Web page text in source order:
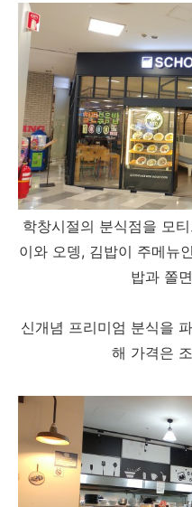
학창시절의 분식점을 모
이와 오뎅, 김밥이 주메뉴
밥과 쫄
신개념 프리미엄 분식을
해 가격은